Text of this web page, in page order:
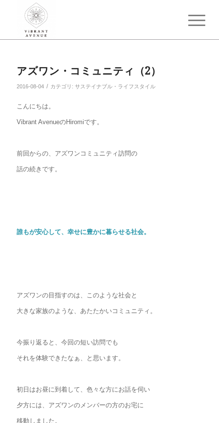
アズワン・コミュニティ（2）
2016-08-04 / カテゴリ: サステイナブル・ライフスタイル
こんにちは。
Vibrant AvenueのHiromiです。
前回からの、アズワンコミュニティ訪問の
話の続きです。
誰もが安心して、幸せに豊かに暮らせる社会。
アズワンの目指すのは、このような社会と
大きな家族のような、あたたかいコミュニティ。
今振り返ると、今回の短い訪問でも
それを体験できたなぁ、と思います。
初日はお昼に到着して、色々な方にお話を伺い
夕方には、アズワンのメンバーの方のお宅に
移動しました。